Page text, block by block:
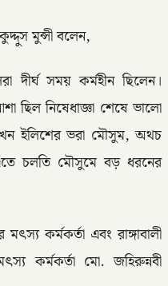
কুদ্দুস মুন্সী বলেন,
দীর্ঘ সময় কর্মহীন ছিলেন।
ছিল নিষেধাজ্ঞা শেষে ভালো
এখন ইলিশের ভরা মৌসুম, অথচ
চলতি মৌসুমে বড় ধরনের
কর্মকর্তা এবং রাঙ্গাবালী
কর্মকর্তা মো. জহিরুন্নবী